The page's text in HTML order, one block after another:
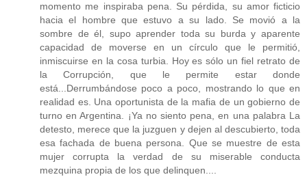
momento me inspiraba pena. Su pérdida, su amor ficticio
hacia el hombre que estuvo a su lado. Se movió a la
sombre de él, supo aprender toda su burda y aparente
capacidad de moverse en un círculo que le permitió,
inmiscuirse en la cosa turbia. Hoy es sólo un fiel retrato de
la Corrupción, que le permite estar donde
está...Derrumbándose poco a poco, mostrando lo que en
realidad es. Una oportunista de la mafia de un gobierno de
turno en Argentina. ¡Ya no siento pena, en una palabra La
detesto, merece que la juzguen y dejen al descubierto, toda
esa fachada de buena persona. Que se muestre de esta
mujer corrupta la verdad de su miserable conducta
mezquina propia de los que delinquen....